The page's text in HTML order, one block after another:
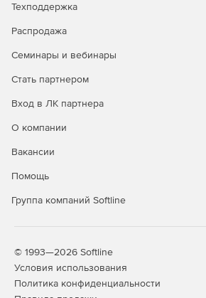
Техподдержка
Распродажа
Семинары и вебинары
Стать партнером
Вход в ЛК партнера
О компании
Вакансии
Помощь
Группа компаний Softline
© 1993—2026 Softline
Условия использования
Политика конфиденциальности